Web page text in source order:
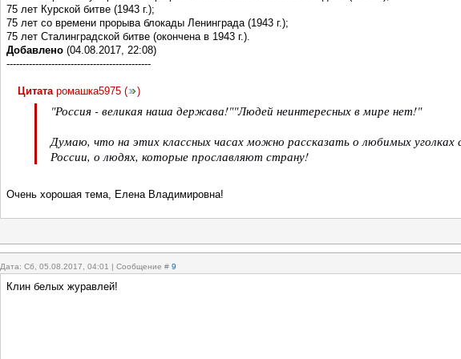
75 лет Курской битве (1943 г.);
75 лет со времени прорыва блокады Ленинграда (1943 г.);
75 лет Сталинградской битве (окончена в 1943 г.).
Добавлено (04.08.2017, 22:08)
---------------------------------------------
Цитата ромашка5975 ( )
"Россия - великая наша держава!""Людей неинтересных в мире нет!"
Думаю, что на этих классных часах можно рассказать о любимых уголках
России, о людях, которые прославляют страну!
Очень хорошая тема, Елена Владимировна!
Дата: Сб, 05.08.2017, 04:01 | Сообщение # 9
Клин белых журавлей!